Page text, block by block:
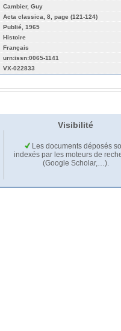
Cambier, Guy
Acta classica, 8, page (121-124)
Publié, 1965
Histoire
Français
urn:issn:0065-1141
VX-022833
Visibilité
Les documents déposés
indexés par les moteurs de
(Google Scholar,…).